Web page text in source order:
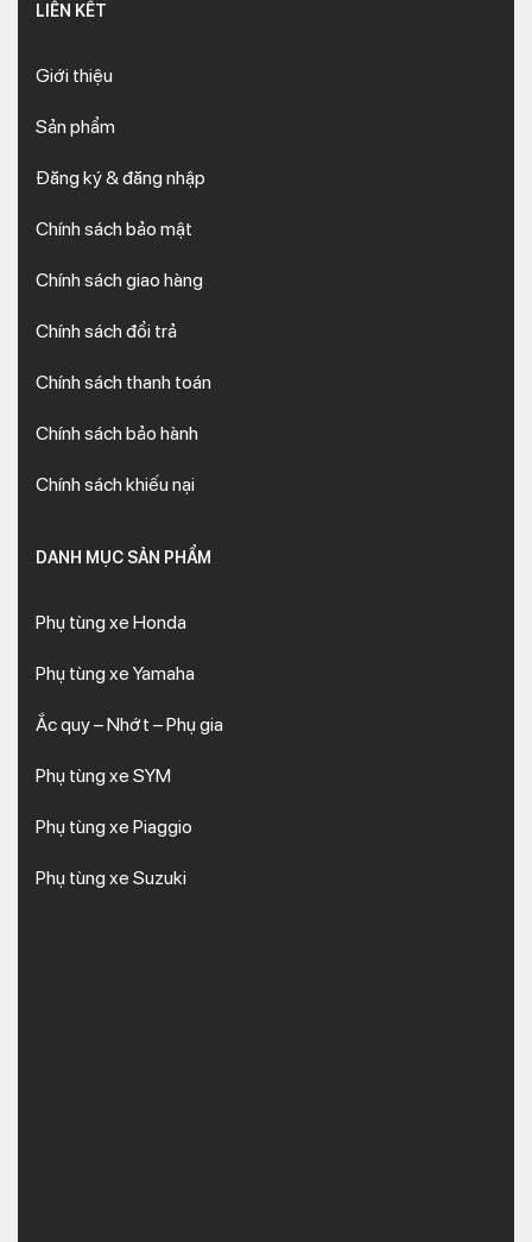
LIÊN KẾT
Giới thiệu
Sản phẩm
Đăng ký & đăng nhập
Chính sách bảo mật
Chính sách giao hàng
Chính sách đổi trả
Chính sách thanh toán
Chính sách bảo hành
Chính sách khiếu nại
DANH MỤC SẢN PHẨM
Phụ tùng xe Honda
Phụ tùng xe Yamaha
Ắc quy – Nhớt – Phụ gia
Phụ tùng xe SYM
Phụ tùng xe Piaggio
Phụ tùng xe Suzuki